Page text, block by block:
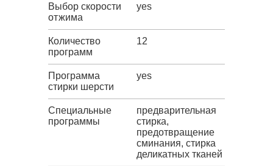
Выбор скорости
отжима
yes
Количество
программ
12
Программа
стирки шерсти
yes
Специальные
программы
предварительная
стирка,
предотвращение
сминания, стирка
деликатных тканей